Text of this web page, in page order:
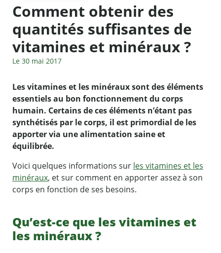
Comment obtenir des
quantités suffisantes de
vitamines et minéraux ?
Le 30 mai 2017
Les vitamines et les minéraux sont des éléments
essentiels au bon fonctionnement du corps
humain. Certains de ces éléments n’étant pas
synthétisés par le corps, il est primordial de les
apporter via une alimentation saine et
équilibrée.
Voici quelques informations sur les vitamines et les
minéraux, et sur comment en apporter assez à son
corps en fonction de ses besoins.
Qu’est-ce que les vitamines et
les minéraux ?